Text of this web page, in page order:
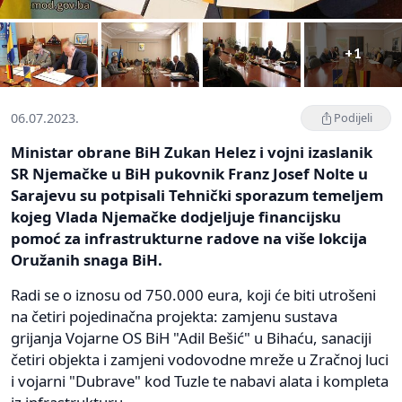
+1
06.07.2023. Podijeli
Ministar obrane BiH Zukan Helez i vojni izaslanik
SR Njemačke u BiH pukovnik Franz Josef Nolte u
Sarajevu su potpisali Tehnički sporazum temeljem
kojeg Vlada Njemačke dodjeljuje financijsku
pomoć za infrastrukturne radove na više lokcija
Oružanih snaga BiH.
Radi se o iznosu od 750.000 eura, koji će biti utrošeni
na četiri pojedinačna projekta: zamjenu sustava
grijanja Vojarne OS BiH "Adil Bešić" u Bihaću, sanaciji
četiri objekta i zamjeni vodovodne mreže u Zračnoj luci
i vojarni "Dubrave" kod Tuzle te nabavi alata i kompleta